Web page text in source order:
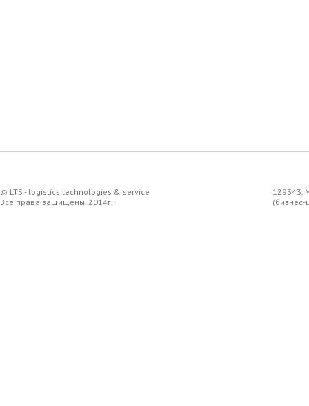
© LTS - logistics technologies & service
Все права защищены. 2014г.
129343,
(бизнес-